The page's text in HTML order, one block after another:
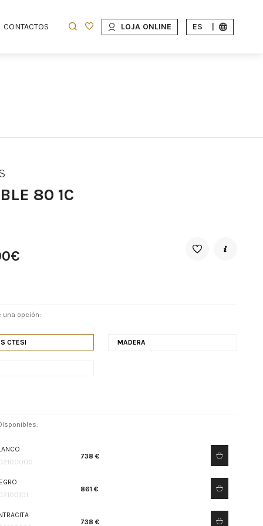
CONTACTOS LOJA ONLINE ES
80 1C
una opción:
CTESI MADERA
738 €
861 €
738 €